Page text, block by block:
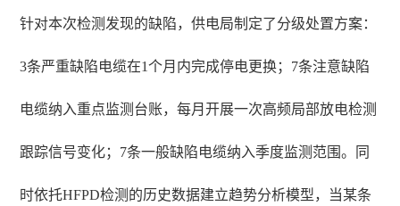
针对本次检测发现的缺陷，供电局制定了分级处置方案：
3条严重缺陷电缆在1个月内完成停电更换；7条注意缺陷
电缆纳入重点监测台账，每月开展一次高频局部放电检测
跟踪信号变化；7条一般缺陷电缆纳入季度监测范围。同
时依托HFPD检测的历史数据建立趋势分析模型，当某条